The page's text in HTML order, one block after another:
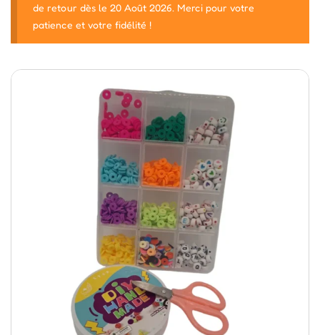
de retour dès le 20 Août 2026. Merci pour votre
patience et votre fidélité !